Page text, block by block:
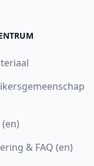
& FAQ (en)